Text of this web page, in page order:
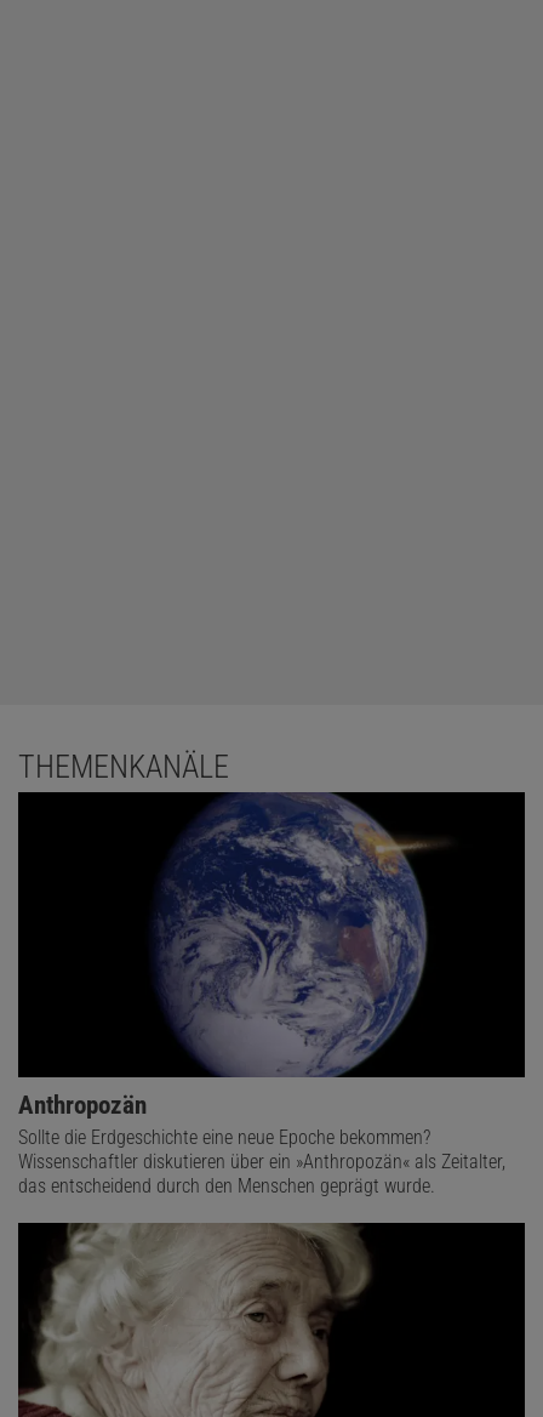
THEMENKANÄLE
Anthropozän
Sollte die Erdgeschichte eine neue Epoche bekommen?
Wissenschaftler diskutieren über ein »Anthropozän« als Zeitalter,
das entscheidend durch den Menschen geprägt wurde.